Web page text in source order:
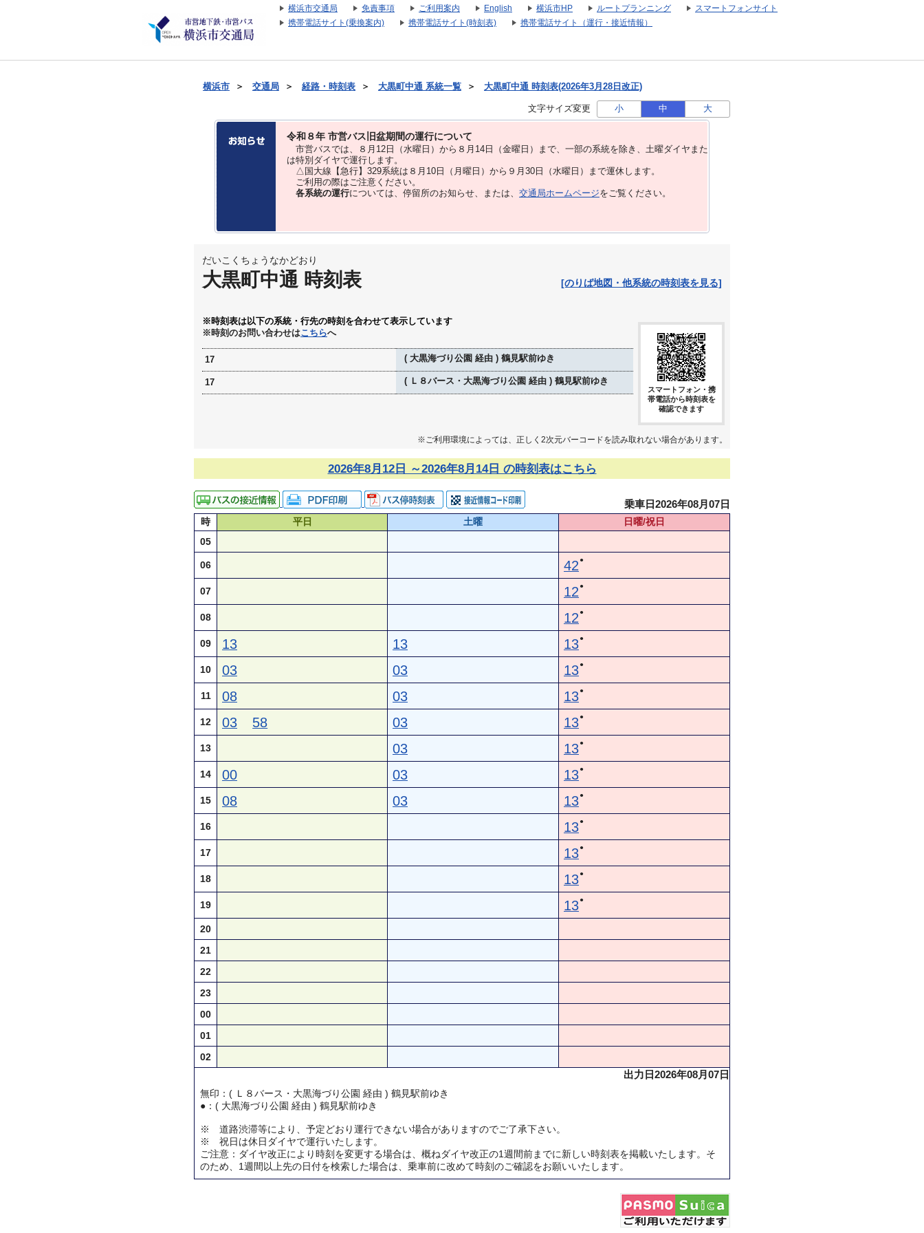
横浜市交通局 免責事項 ご利用案内 English 横浜市HP ルートプランニング
スマートフォンサイト
携帯電話サイト(乗換案内)
携帯電話サイト(時刻表) 携帯電話サイト（運行・接近情報）
横浜市 ＞ 交通局 ＞ 経路・時刻表 ＞ 大黒町中通 系統一覧 ＞ 大黒町中通 時刻表(2026年3月28日改正)
文字サイズ変更 小 中 大
令和８年 市営バス旧盆期間の運行について
市営バスでは、８⽉12⽇（水曜日）から８⽉14⽇（金曜日）まで、⼀部の系統を除き、⼟曜ダイヤまた
は特別ダイヤで運⾏します。
△国大線【急行】329系統は８月10日（月曜日）から９月30日（水曜日）まで運休します。
ご利用の際はご注意ください。
各系統の運行については、停留所のお知らせ、または、 交通局ホームページをご覧ください。
だいこくちょうなかどおり
大黒町中通 時刻表 [のりば地図・他系統の時刻表を見る]
※時刻表は以下の系統・行先の時刻を合わせて表示しています
※時刻のお問い合わせはこちらへ
17 ( 大黒海づり公園 経由 ) 鶴見駅前ゆき
17 ( Ｌ８バース・大黒海づり公園 経由 ) 鶴見駅前ゆき
スマートフォン・携
帯電話から時刻表を
確認できます
※ご利用環境によっては、正しく2次元バーコードを読み取れない場合があります。
2026年8月12日 ～2026年8月14日 の時刻表はこちら
乗車日2026年08月07日
時 平日 土曜
日曜/祝日
05
06 42 ●
07 12 ●
08 12 ●
09 13 13 13●
10 03 03 13●
11 08 03 13●
12 03 58 03 13●
13 03 13●
14 00 03 13●
15 08 03 13●
16 13●
17 13●
18 13●
19 13●
20
21
22
23
00
01
02
出力日2026年08月07日
無印：( Ｌ８バース・大黒海づり公園 経由 ) 鶴見駅前ゆき
●：( 大黒海づり公園 経由 ) 鶴見駅前ゆき
※ 道路渋滞等により、予定どおり運行できない場合がありますのでご了承下さい。
※ 祝日は休日ダイヤで運行いたします。
ご注意：ダイヤ改正により時刻を変更する場合は、概ねダイヤ改正の1週間前までに新しい時刻表を掲載いたします。そ
のため、1週間以上先の日付を検索した場合は、乗車前に改めて時刻のご確認をお願いいたします。